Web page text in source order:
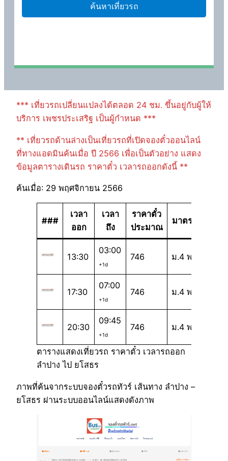
*** เที่ยวรถเปลี่ยนแปลงได้ตลอด 24 ชม. ขึ้นอยู่กับผู้ให้
บริการ เพชรประเสริฐ เป็นผู้กำหนด ***
** เที่ยวรถด้านล่างเป็นเที่ยวรถที่เปิดจองตั๋วออนไลน์
ที่ทางแอดมินค้นเมื่อ ปี 2566 เพื่อเป็นตัวอย่าง แสดง
ข้อมูลตารางเดินรถ ราคาตั๋ว เวลารถออกดังนี้ **
ค้นเมื่อ: 29 พฤศจิกายน 2566
###
เวลา
ออก
เวลา
ถึง
ราคาตั๋ว
ประมาณ
มาตรฐาน
13:30
03:00
+1d
746 ม.4 พ
17:30
07:00
+1d
746 ม.4 พ
20:30
09:45
+1d
746 ม.4 พ
ตารางแสดงเที่ยวรถ ราคาตั๋ว เวลารถออก
ลำปาง ไป ยโสธร
ภาพที่ค้นจากระบบจองตั๋วรถทัวร์ เส้นทาง ลำปาง –
ยโสธร ผ่านระบบออนไลน์แสดงดังภาพ